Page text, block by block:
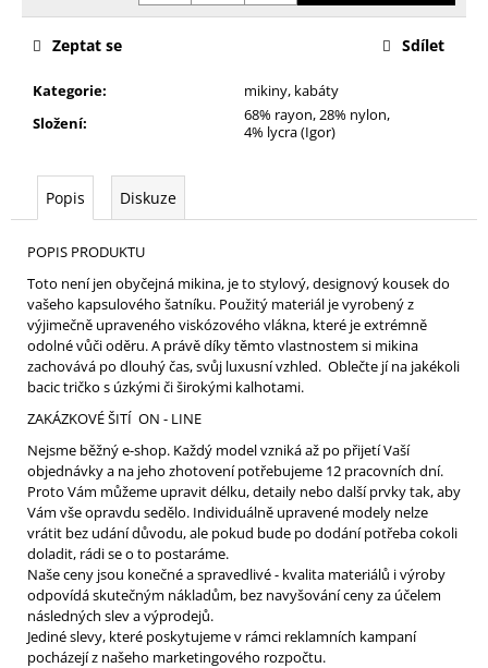
Kategorie:
mikiny, kabáty
Složení:
68% rayon, 28% nylon,
4% lycra (Igor)
Zeptat se Sdílet
Popis Diskuze
POPIS PRODUKTU
Toto není jen obyčejná mikina, je to stylový, designový kousek do
vašeho kapsulového šatníku. Použitý materiál je vyrobený z
výjimečně upraveného viskózového vlákna, které je extrémně
odolné vůči oděru. A právě díky těmto vlastnostem si mikina
zachovává po dlouhý čas, svůj luxusní vzhled. Oblečte jí na jakékoli
bacic tričko s úzkými či širokými kalhotami.
ZAKÁZKOVÉ ŠITÍ ON - LINE
Nejsme běžný e-shop. Každý model vzniká až po přijetí Vaší
objednávky a na jeho zhotovení potřebujeme 12 pracovních dní.
Proto Vám můžeme upravit délku, detaily nebo další prvky tak, aby
Vám vše opravdu sedělo. Individuálně upravené modely nelze
vrátit bez udání důvodu, ale pokud bude po dodání potřeba cokoli
doladit, rádi se o to postaráme.
Naše ceny jsou konečné a spravedlivé - kvalita materiálů i výroby
odpovídá skutečným nákladům, bez navyšování ceny za účelem
následných slev a výprodejů.
Jediné slevy, které poskytujeme v rámci reklamních kampaní
pocházejí z našeho marketingového rozpočtu.